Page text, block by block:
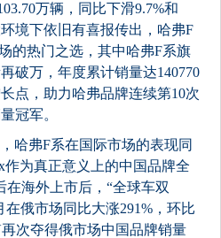
万辆，同比下滑9.7%和
境下依旧有喜报传出，哈弗F
的热门之选，其中哈弗F系旗
破万，年度累计销量达140770
点，助力哈弗品牌连续第10次
冠军。
哈弗F系在国际市场的表现同
为真正意义上的中国品牌全
在海外上市后，“全球车双
俄市场同比大涨291%，环比
再次夺得俄市场中国品牌销量